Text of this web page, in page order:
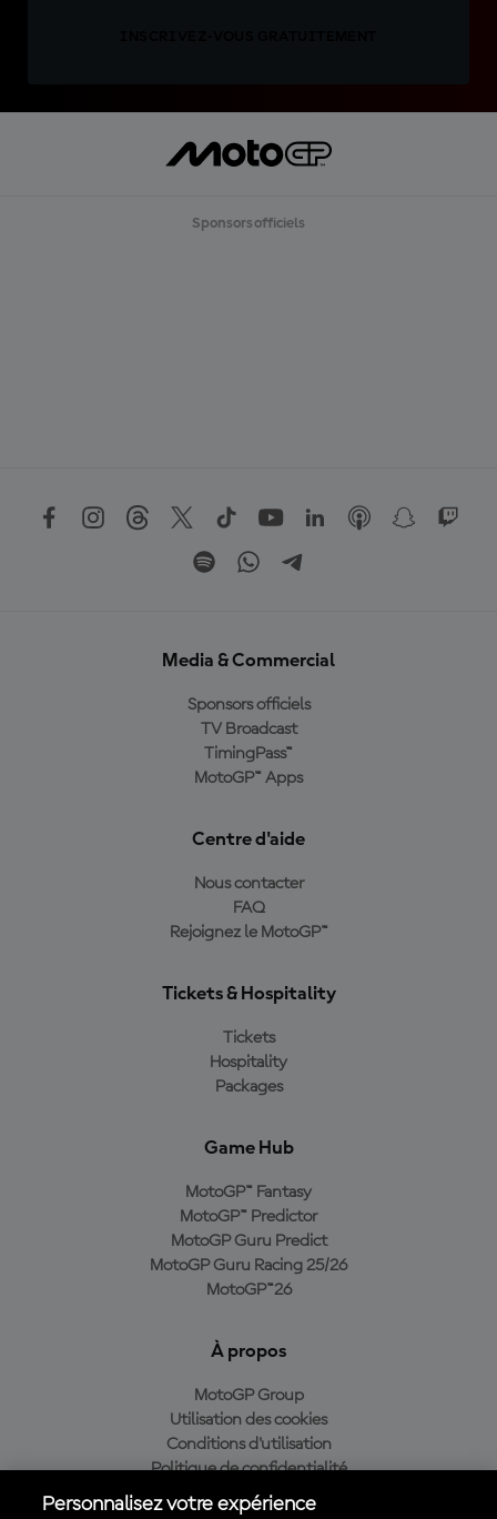
Sponsors officiels
Media & Commercial
Sponsors officiels
TV Broadcast
TimingPass™
MotoGP™ Apps
Centre d'aide
Nous contacter
FAQ
Rejoignez le MotoGP™
Tickets & Hospitality
Tickets
Hospitality
Packages
Game Hub
MotoGP™ Fantasy
MotoGP™ Predictor
MotoGP Guru Predict
MotoGP Guru Racing 25/26
MotoGP™26
À propos
MotoGP Group
Utilisation des cookies
Conditions d'utilisation
Politique de confidentialité
Politique d’achat
Personnalisez votre expérience